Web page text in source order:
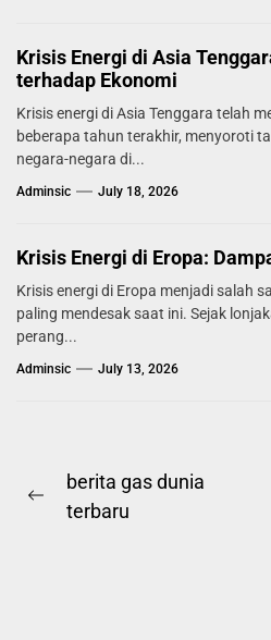
Krisis Energi di Asia
terhadap Ekonomi
Krisis energi di Asia Tenggara telah
beberapa tahun terakhir, menyoroti
negara-negara di...
Adminsic July 18, 2026
Krisis Energi di Eropa:
Krisis energi di Eropa menjadi salah
paling mendesak saat ini. Sejak
perang...
Adminsic July 13, 2026
Post
navigation
Previous
berita gas dunia
terbaru